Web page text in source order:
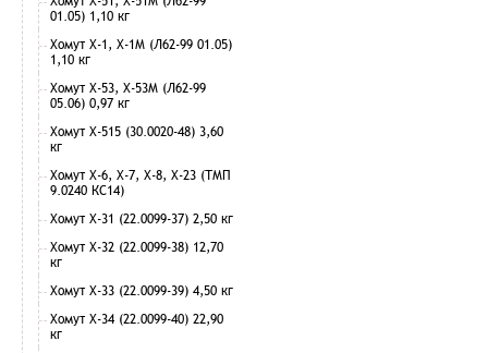
01.05) 1,10 кг
Хомут Х-1, Х-1М (Л62-99 01.05)
1,10 кг
Хомут Х-53, Х-53М (Л62-99
05.06) 0,97 кг
Хомут Х-515 (30.0020-48) 3,60
кг
Хомут Х-6, Х-7, Х-8, Х-23 (ТМП
9.0240 КС14)
Хомут Х-31 (22.0099-37) 2,50 кг
Хомут Х-32 (22.0099-38) 12,70
кг
Хомут Х-33 (22.0099-39) 4,50 кг
Хомут Х-34 (22.0099-40) 22,90
кг